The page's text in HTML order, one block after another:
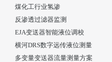
煤化工行业氢渗
反渗透过滤器监测
EJA变送器智能液位调校
横河DRS数字远传液位测量
多变量变送器流量测量方案